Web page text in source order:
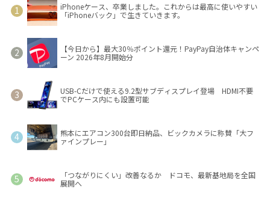
iPhoneケース、卒業しました。これからは最高に使いやすい
「iPhoneバック」で生きていきます。
【今日から】最大30％ポイント還元！PayPay自治体キャンペ
ーン 2026年8月開始分
USB-Cだけで使える9.2型サブディスプレイ登場 HDMI不要
でPCケース内にも設置可能
熊本にエアコン300台即日納品、ビックカメラに称賛「大フ
ァインプレー」
「つながりにくい」改善なるか ドコモ、最新基地局を全国
展開へ